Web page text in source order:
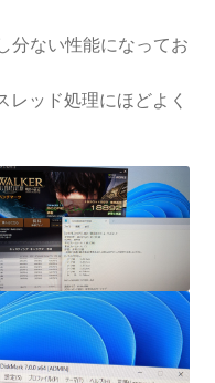
分ない性能になってお
レッド処理にほどよく